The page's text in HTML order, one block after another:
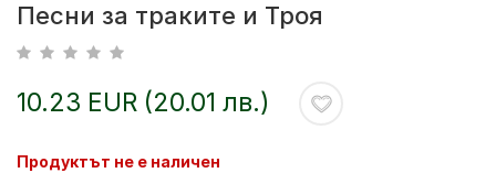
Песни за траките и Троя
10.23 EUR (20.01 лв.)
Продуктът не е наличен